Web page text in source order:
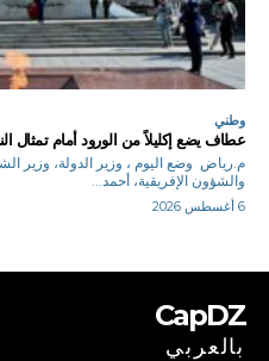
وطني
عطاف يضع إكليلاً من الورود أمام تمثال
م.رياض وضع اليوم ، وزير الدولة،
والشؤون الإفريقية، أحمد...
6 أغسطس 2026
CapDZ
بالعربي